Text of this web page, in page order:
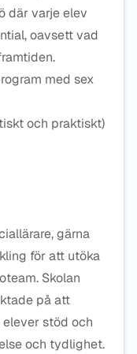
där varje elev
oavsett vad
med sex
och praktiskt)
gärna
för att utöka
Skolan
på att
stöd och
och tydlighet.